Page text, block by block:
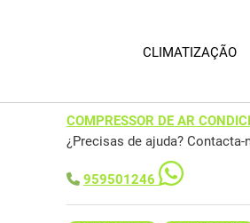
CLIMATIZAÇÃO
COMPRESSOR DE AR
¿Precisas de ajuda?
959501246